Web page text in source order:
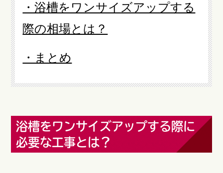
・浴槽をワンサイズアップする
際の相場とは？
・まとめ
浴槽をワンサイズアップする際に
必要な工事とは？